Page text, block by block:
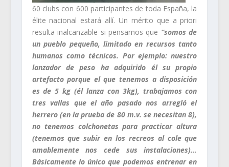
60 clubs con 600 participantes de toda España, la
élite nacional estará allí. Un mérito que a priori
resulta inalcanzable si pensamos que “somos de
un pueblo pequeño, limitado en recursos tanto
humanos como técnicos. Por ejemplo: nuestro
lanzador de peso ha adquirido él su propio
artefacto porque el que tenemos a disposición
es de 5 kg (él lanza con 3kg), trabajamos con
tres vallas que el año pasado nos arregló el
herrero (en la prueba de 80 m.v. se necesitan 8),
no tenemos colchonetas para practicar altura
(tenemos que subir en los recreos al cole que
amablemente nos cede sus instalaciones)…
Básicamente lo único que podemos entrenar en